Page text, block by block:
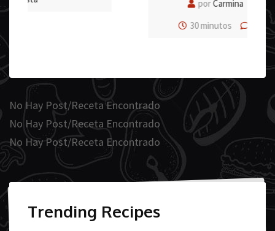
21/10/2025
Me gusta
No Hay Post/Receta Encontrado
No Hay Post/Receta Encontrado
No Hay Post/Receta Encontrado
Trending Recipes